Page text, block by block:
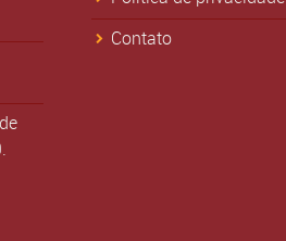
Contato